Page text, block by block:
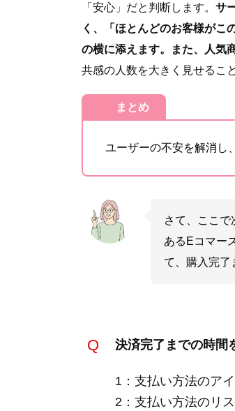
「安心」だと判断します。 サ
く、「ほとんどのお客様がこ
の横に添えます。また、人気
共感の人数を大きく見せるこ
まとめ
ユーザーの不安を解消し
さて、ここで
あるEコマー
て、購入完了
決済完了までの時間
1：支払い方法のア
2：支払い方法のリ